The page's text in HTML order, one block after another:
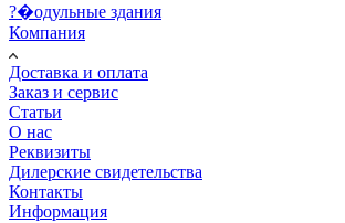
?�одульные здания
Компания
Доставка и оплата
Заказ и сервис
Статьи
О нас
Реквизиты
Дилерские свидетельства
Контакты
Информация